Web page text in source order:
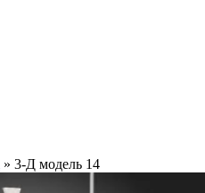
» 3-Д модель 14